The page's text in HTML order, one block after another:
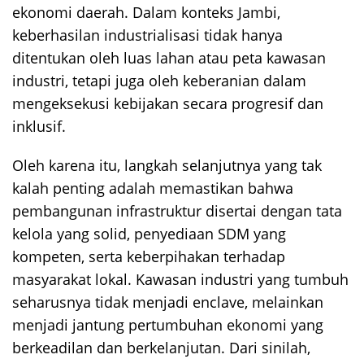
ekonomi daerah. Dalam konteks Jambi,
keberhasilan industrialisasi tidak hanya
ditentukan oleh luas lahan atau peta kawasan
industri, tetapi juga oleh keberanian dalam
mengeksekusi kebijakan secara progresif dan
inklusif.
Oleh karena itu, langkah selanjutnya yang tak
kalah penting adalah memastikan bahwa
pembangunan infrastruktur disertai dengan tata
kelola yang solid, penyediaan SDM yang
kompeten, serta keberpihakan terhadap
masyarakat lokal. Kawasan industri yang tumbuh
seharusnya tidak menjadi enclave, melainkan
menjadi jantung pertumbuhan ekonomi yang
berkeadilan dan berkelanjutan. Dari sinilah,